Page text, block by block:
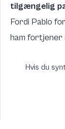
tilgængelig
Fordi Pablo
ham fortjener
Hvis du